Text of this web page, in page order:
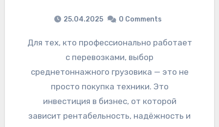
25.04.2025 0 Comments
Для тех, кто профессионально работает
с перевозками, выбор
среднетоннажного грузовика — это не
просто покупка техники. Это
инвестиция в бизнес, от которой
зависит рентабельность, надёжность и